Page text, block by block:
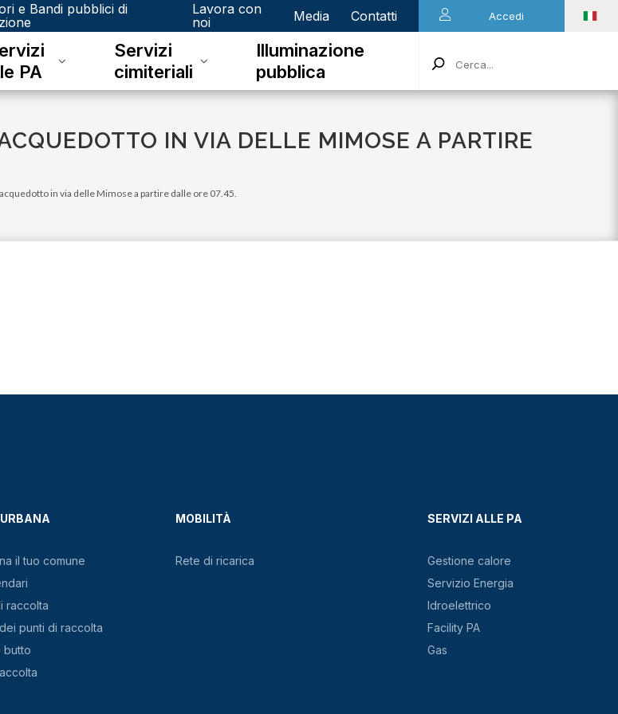
e Bandi pubblici di
Lavora con
noi
Media Contatti Accedi
PA
Servizi
cimiteriali
Illuminazione
pubblica
IN VIA DELLE MIMOSE A PARTIRE
in via delle Mimose a partire dalle ore 07.45.
il tuo comune
raccolta
punti di raccolta
butto
MOBILITÀ
Rete di ricarica
SERVIZI ALLE PA
Gestione calore
Servizio Energia
Idroelettrico
Facility PA
Gas